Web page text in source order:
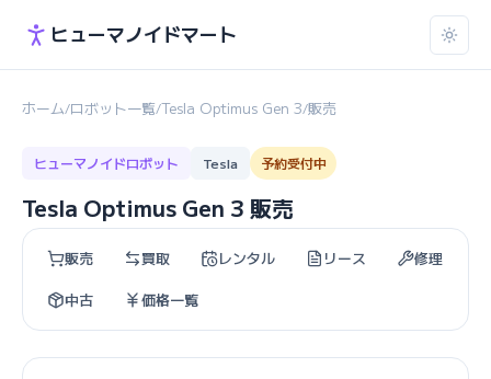
ヒューマノイドマート
ホーム/ロボット一覧/Tesla Optimus Gen 3/販売
ヒューマノイドロボット Tesla 予約受付中
Tesla Optimus Gen 3 販売
販売 買取 レンタル リース
修理
中古
価格一覧